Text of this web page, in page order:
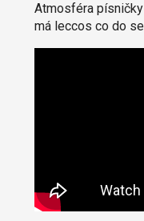
Atmosféra
má leccos co do